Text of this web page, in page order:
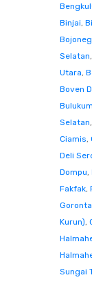
Binjai,
Selatan,
Utara,
Boven
Selatan,
Ciamis,
Deli
Dompu,
Fakfak,
Kurun),
Sungai